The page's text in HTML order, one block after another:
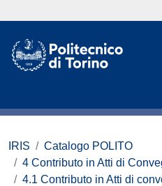
IRIS
Catalogo POLITO
4 Contributo in Atti di
4.1 Contributo in Atti di